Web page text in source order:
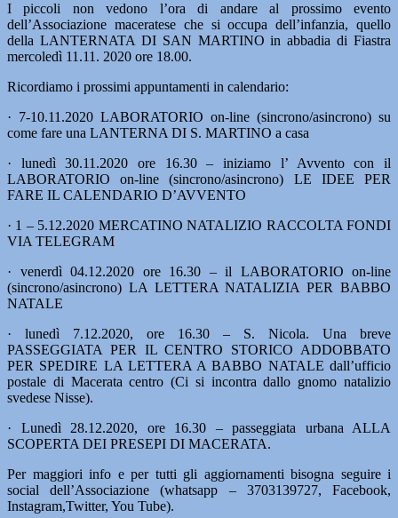
I piccoli non vedono l’ora di andare al prossimo evento
dell’Associazione maceratese che si occupa dell’infanzia, quello
della LANTERNATA DI SAN MARTINO in abbadia di Fiastra
mercoledì 11.11. 2020 ore 18.00.
Ricordiamo i prossimi appuntamenti in calendario:
· 7-10.11.2020 LABORATORIO on-line (sincrono/asincrono) su
come fare una LANTERNA DI S. MARTINO a casa
· lunedì 30.11.2020 ore 16.30 – iniziamo l’ Avvento con il
LABORATORIO on-line (sincrono/asincrono) LE IDEE PER
FARE IL CALENDARIO D’AVVENTO
· 1 – 5.12.2020 MERCATINO NATALIZIO RACCOLTA FONDI
VIA TELEGRAM
· venerdì 04.12.2020 ore 16.30 – il LABORATORIO on-line
(sincrono/asincrono) LA LETTERA NATALIZIA PER BABBO
NATALE
· lunedì 7.12.2020, ore 16.30 – S. Nicola. Una breve
PASSEGGIATA PER IL CENTRO STORICO ADDOBBATO
PER SPEDIRE LA LETTERA A BABBO NATALE dall’ufficio
postale di Macerata centro (Ci si incontra dallo gnomo natalizio
svedese Nisse).
· Lunedì 28.12.2020, ore 16.30 – passeggiata urbana ALLA
SCOPERTA DEI PRESEPI DI MACERATA.
Per maggiori info e per tutti gli aggiornamenti bisogna seguire i
social dell’Associazione (whatsapp – 3703139727, Facebook,
Instagram,Twitter, You Tube).